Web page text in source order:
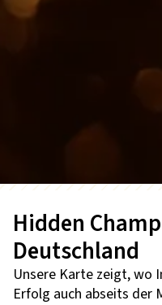
Hidden
Deutschland
Unsere Karte zeigt, wo
Erfolg auch abseits